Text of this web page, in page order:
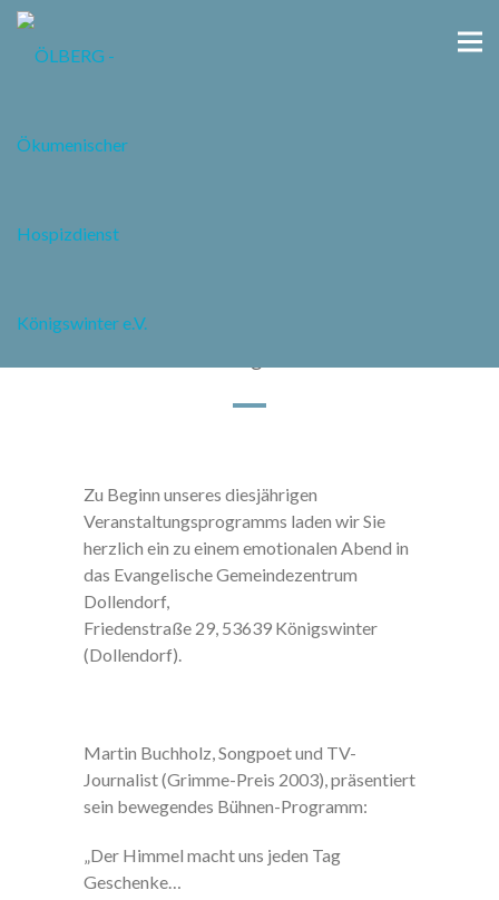
Lieder und Geschichten - eine
Zu Beginn unseres diesjährigen
Veranstaltungsprogramms laden wir Sie
herzlich ein zu einem emotionalen Abend in
das Evangelische Gemeindezentrum
Dollendorf,
Friedenstraße 29, 53639 Königswinter
(Dollendorf).
Martin Buchholz, Songpoet und TV-
Journalist (Grimme-Preis 2003), präsentiert
sein bewegendes Bühnen-Programm:
„Der Himmel macht uns jeden Tag
Geschenke…